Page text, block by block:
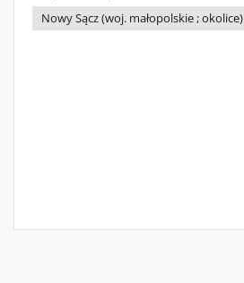
Nowy Sącz (woj. małopolskie ; okolice)